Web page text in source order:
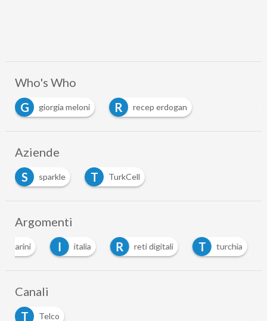
Who's Who
G
giorgia meloni R recep erdogan
Aziende
S
sparkle T TurkCell
Argomenti
I italia R reti digitali T turchia
Canali
T
Telco